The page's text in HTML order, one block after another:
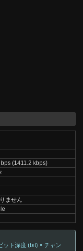
(1411.2 kbps)
ません
ット深度 (bit) × チャン